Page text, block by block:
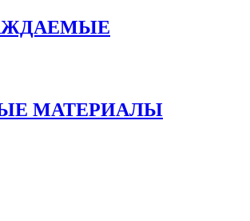
МАТЕРИАЛЫ